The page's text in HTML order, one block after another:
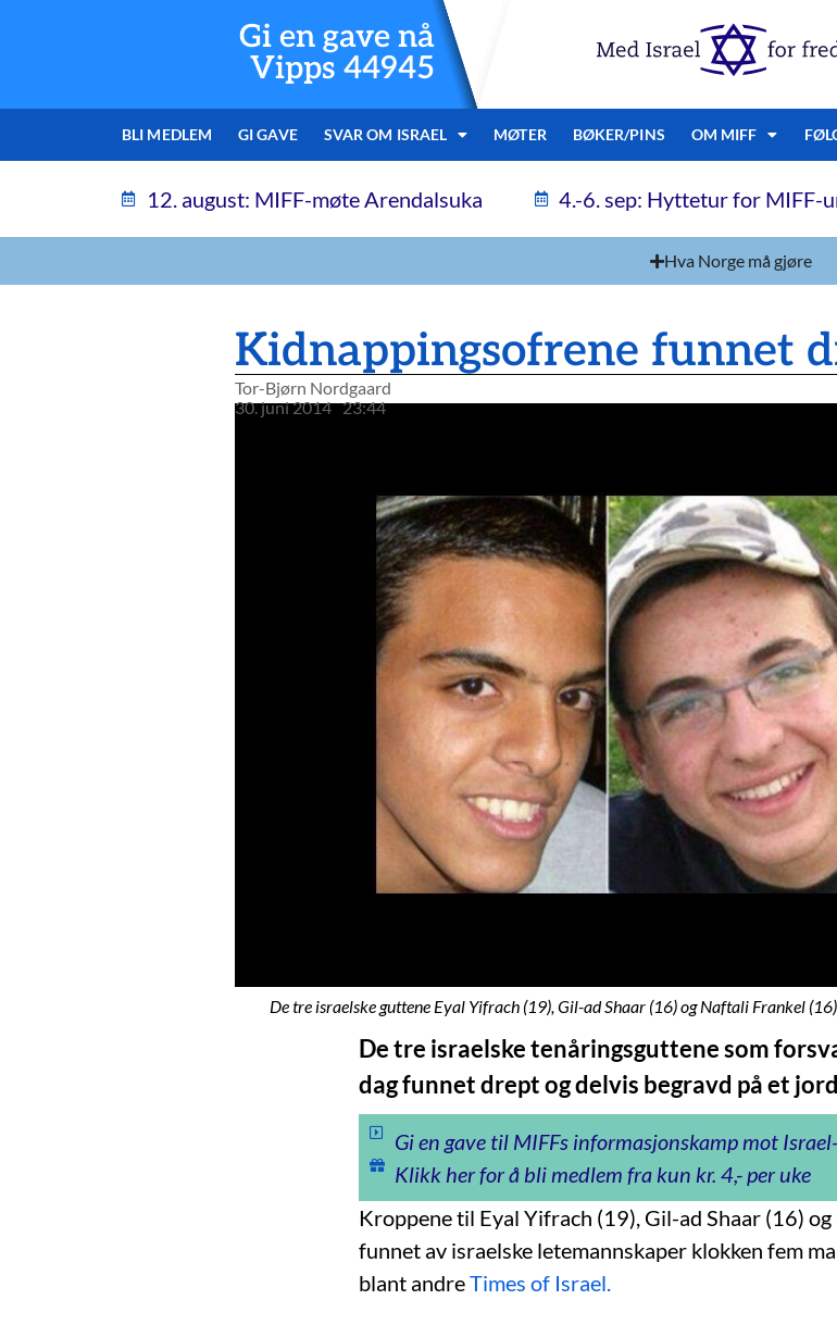
Gi en gave nå
Vipps 44945
BLI MEDLEM GI GAVE SVAR OM ISRAEL MØTER BØKER/PINS OM MIFF
12. august: MIFF-møte Arendalsuka 4.-6. sep: Hyttetur for MIFF-
Hva Norge må gjøre
Kidnappingsofrene funnet
Tor-Bjørn Nordgaard
30. juni 2014 23:44
De tre israelske guttene Eyal Yifrach (19), Gil-ad Shaar (16) og Naftali Frankel
De tre israelske tenåringsguttene som
dag funnet drept og delvis begravd på et
Gi en gave til MIFFs informasjonskamp mot
Klikk her for å bli medlem fra kun kr. 4,- per uke
Kroppene til Eyal Yifrach (19), Gil-ad Shaar (16)
funnet av israelske letemannskaper klokken fem
blant andreTimes of Israel.